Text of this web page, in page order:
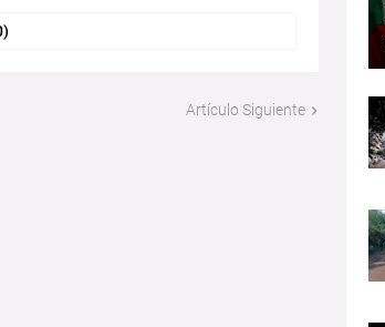
Artículo Siguiente